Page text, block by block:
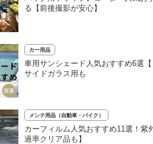
る【前後撮影が安心】
カー用品
車用サンシェード人気おすすめ6選
サイドガラス用も
メンテ用品（自動車・バイク）
カーフィルム人気おすすめ11選！紫
過率クリア品も】